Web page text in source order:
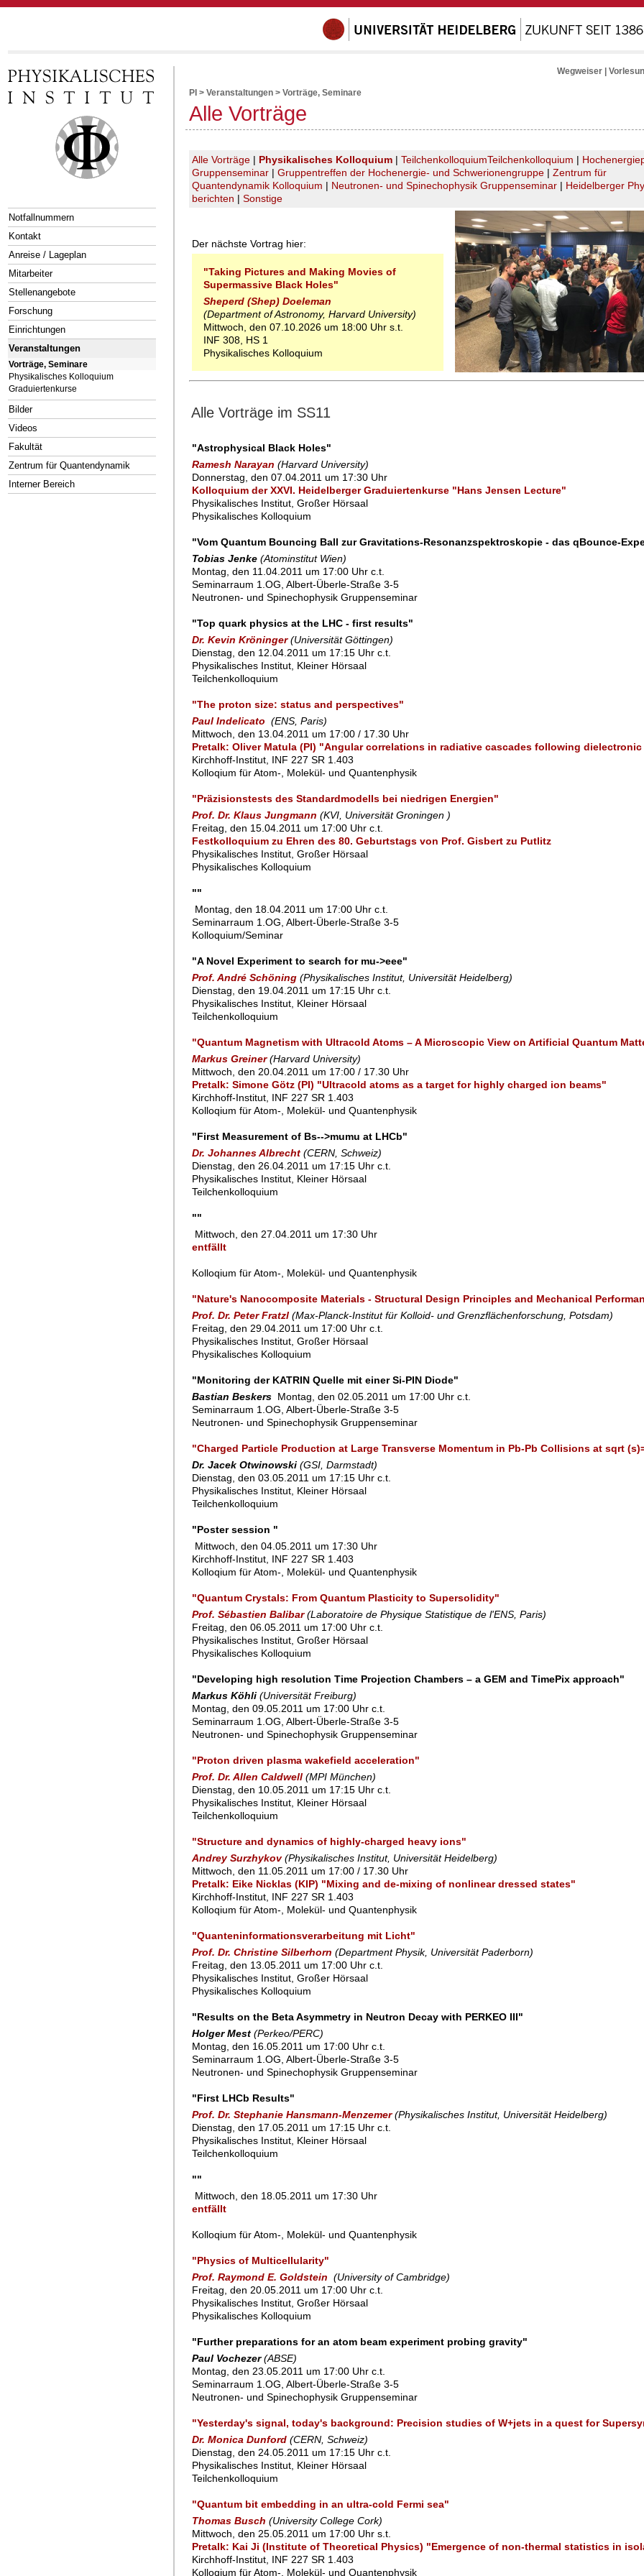
Notfallnummern
Kontakt
Anreise / Lageplan
Mitarbeiter
Stellenangebote
Forschung
Einrichtungen
Veranstaltungen
Vorträge, Seminare
Physikalisches Kolloquium
Graduiertenkurse
Bilder
Videos
Fakultät
Zentrum für Quantendynamik
Interner Bereich
Wegweiser
PI > Veranstaltungen > Vorträge, Seminare
Alle Vorträge
Alle Vorträge | Physikalisches Kolloquium | TeilchenkolloquiumTeilchenkolloquium |
Gruppenseminar | Gruppentreffen der Hochenergie- und Schwerionengruppe | Zentrum für
Quantendynamik Kolloquium | Neutronen- und Spinechophysik Gruppenseminar | Heidelberger
berichten | Sonstige
Der nächste Vortrag hier:
"Taking Pictures and Making Movies of
Supermassive Black Holes"
Sheperd (Shep) Doeleman
(Department of Astronomy, Harvard University)
Mittwoch, den 07.10.2026 um 18:00 Uhr s.t.
INF 308, HS 1
Physikalisches Kolloquium
Alle Vorträge im SS11
"Astrophysical Black Holes"
Ramesh Narayan (Harvard University)
Donnerstag, den 07.04.2011 um 17:30 Uhr
Kolloquium der XXVI. Heidelberger Graduiertenkurse "Hans Jensen Lecture"
Physikalisches Institut, Großer Hörsaal
Physikalisches Kolloquium
"Vom Quantum Bouncing Ball zur Gravitations-Resonanzspektroskopie - das qBounce-
Tobias Jenke (Atominstitut Wien)
Montag, den 11.04.2011 um 17:00 Uhr c.t.
Seminarraum 1.OG, Albert-Überle-Straße 3-5
Neutronen- und Spinechophysik Gruppenseminar
"Top quark physics at the LHC - first results"
Dr. Kevin Kröninger (Universität Göttingen)
Dienstag, den 12.04.2011 um 17:15 Uhr c.t.
Physikalisches Institut, Kleiner Hörsaal
Teilchenkolloquium
"The proton size: status and perspectives"
Paul Indelicato (ENS, Paris)
Mittwoch, den 13.04.2011 um 17:00 / 17.30 Uhr
Pretalk: Oliver Matula (PI) "Angular correlations in radiative cascades following
Kirchhoff-Institut, INF 227 SR 1.403
Kolloqium für Atom-, Molekül- und Quantenphysik
"Präzisionstests des Standardmodells bei niedrigen Energien"
Prof. Dr. Klaus Jungmann (KVI, Universität Groningen )
Freitag, den 15.04.2011 um 17:00 Uhr c.t.
Festkolloquium zu Ehren des 80. Geburtstags von Prof. Gisbert zu Putlitz
Physikalisches Institut, Großer Hörsaal
Physikalisches Kolloquium
""
Montag, den 18.04.2011 um 17:00 Uhr c.t.
Seminarraum 1.OG, Albert-Überle-Straße 3-5
Kolloquium/Seminar
"A Novel Experiment to search for mu->eee"
Prof. André Schöning (Physikalisches Institut, Universität Heidelberg)
Dienstag, den 19.04.2011 um 17:15 Uhr c.t.
Physikalisches Institut, Kleiner Hörsaal
Teilchenkolloquium
"Quantum Magnetism with Ultracold Atoms – A Microscopic View on Artificial Quantum
Markus Greiner (Harvard University)
Mittwoch, den 20.04.2011 um 17:00 / 17.30 Uhr
Pretalk: Simone Götz (PI) "Ultracold atoms as a target for highly charged ion beams"
Kirchhoff-Institut, INF 227 SR 1.403
Kolloqium für Atom-, Molekül- und Quantenphysik
"First Measurement of Bs-->mumu at LHCb"
Dr. Johannes Albrecht (CERN, Schweiz)
Dienstag, den 26.04.2011 um 17:15 Uhr c.t.
Physikalisches Institut, Kleiner Hörsaal
Teilchenkolloquium
""
Mittwoch, den 27.04.2011 um 17:30 Uhr
entfällt
Kolloqium für Atom-, Molekül- und Quantenphysik
"Nature's Nanocomposite Materials - Structural Design Principles and Mechanical
Prof. Dr. Peter Fratzl (Max-Planck-Institut für Kolloid- und Grenzflächenforschung, Potsdam)
Freitag, den 29.04.2011 um 17:00 Uhr c.t.
Physikalisches Institut, Großer Hörsaal
Physikalisches Kolloquium
"Monitoring der KATRIN Quelle mit einer Si-PIN Diode"
Bastian Beskers Montag, den 02.05.2011 um 17:00 Uhr c.t.
Seminarraum 1.OG, Albert-Überle-Straße 3-5
Neutronen- und Spinechophysik Gruppenseminar
"Charged Particle Production at Large Transverse Momentum in Pb-Pb Collisions at sqrt
Dr. Jacek Otwinowski (GSI, Darmstadt)
Dienstag, den 03.05.2011 um 17:15 Uhr c.t.
Physikalisches Institut, Kleiner Hörsaal
Teilchenkolloquium
"Poster session "
Mittwoch, den 04.05.2011 um 17:30 Uhr
Kirchhoff-Institut, INF 227 SR 1.403
Kolloqium für Atom-, Molekül- und Quantenphysik
"Quantum Crystals: From Quantum Plasticity to Supersolidity"
Prof. Sébastien Balibar (Laboratoire de Physique Statistique de l'ENS, Paris)
Freitag, den 06.05.2011 um 17:00 Uhr c.t.
Physikalisches Institut, Großer Hörsaal
Physikalisches Kolloquium
"Developing high resolution Time Projection Chambers – a GEM and TimePix approach"
Markus Köhli (Universität Freiburg)
Montag, den 09.05.2011 um 17:00 Uhr c.t.
Seminarraum 1.OG, Albert-Überle-Straße 3-5
Neutronen- und Spinechophysik Gruppenseminar
"Proton driven plasma wakefield acceleration"
Prof. Dr. Allen Caldwell (MPI München)
Dienstag, den 10.05.2011 um 17:15 Uhr c.t.
Physikalisches Institut, Kleiner Hörsaal
Teilchenkolloquium
"Structure and dynamics of highly-charged heavy ions"
Andrey Surzhykov (Physikalisches Institut, Universität Heidelberg)
Mittwoch, den 11.05.2011 um 17:00 / 17.30 Uhr
Pretalk: Eike Nicklas (KIP) "Mixing and de-mixing of nonlinear dressed states"
Kirchhoff-Institut, INF 227 SR 1.403
Kolloqium für Atom-, Molekül- und Quantenphysik
"Quanteninformationsverarbeitung mit Licht"
Prof. Dr. Christine Silberhorn (Department Physik, Universität Paderborn)
Freitag, den 13.05.2011 um 17:00 Uhr c.t.
Physikalisches Institut, Großer Hörsaal
Physikalisches Kolloquium
"Results on the Beta Asymmetry in Neutron Decay with PERKEO III"
Holger Mest (Perkeo/PERC)
Montag, den 16.05.2011 um 17:00 Uhr c.t.
Seminarraum 1.OG, Albert-Überle-Straße 3-5
Neutronen- und Spinechophysik Gruppenseminar
"First LHCb Results"
Prof. Dr. Stephanie Hansmann-Menzemer (Physikalisches Institut, Universität Heidelberg)
Dienstag, den 17.05.2011 um 17:15 Uhr c.t.
Physikalisches Institut, Kleiner Hörsaal
Teilchenkolloquium
""
Mittwoch, den 18.05.2011 um 17:30 Uhr
entfällt
Kolloqium für Atom-, Molekül- und Quantenphysik
"Physics of Multicellularity"
Prof. Raymond E. Goldstein (University of Cambridge)
Freitag, den 20.05.2011 um 17:00 Uhr c.t.
Physikalisches Institut, Großer Hörsaal
Physikalisches Kolloquium
"Further preparations for an atom beam experiment probing gravity"
Paul Vochezer (ABSE)
Montag, den 23.05.2011 um 17:00 Uhr c.t.
Seminarraum 1.OG, Albert-Überle-Straße 3-5
Neutronen- und Spinechophysik Gruppenseminar
"Yesterday's signal, today's background: Precision studies of W+jets in a quest for
Dr. Monica Dunford (CERN, Schweiz)
Dienstag, den 24.05.2011 um 17:15 Uhr c.t.
Physikalisches Institut, Kleiner Hörsaal
Teilchenkolloquium
"Quantum bit embedding in an ultra-cold Fermi sea"
Thomas Busch (University College Cork)
Mittwoch, den 25.05.2011 um 17:00 Uhr s.t.
Pretalk: Kai Ji (Institute of Theoretical Physics) "Emergence of non-thermal statistics in
Kirchhoff-Institut, INF 227 SR 1.403
Kolloqium für Atom-, Molekül- und Quantenphysik